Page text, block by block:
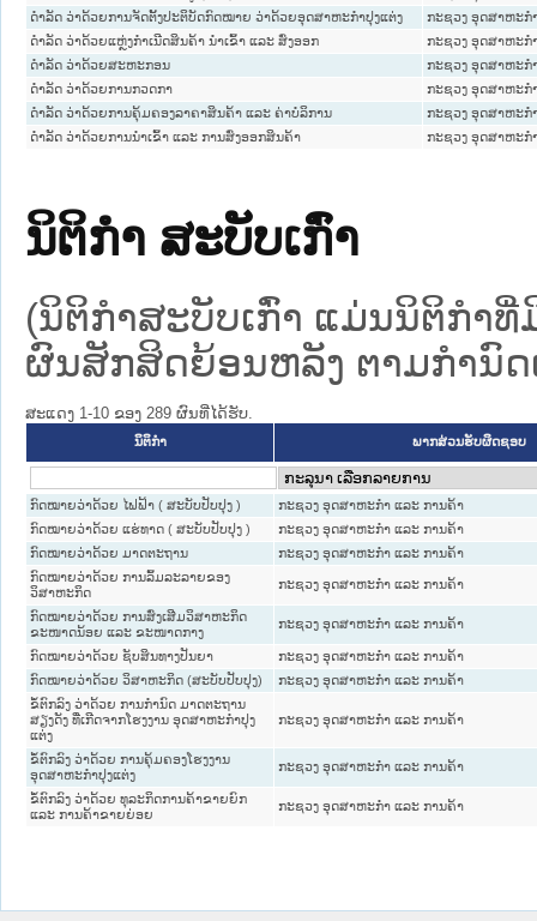
ດໍາລັດ ວ່າດ້ວຍການຈັດຕັ້ງປະຕິບັດກົດໝາຍ ວ່າດ້ວຍອຸດສາຫະກໍາປຸງແຕ່ງ
ກະຊວງ ອຸດສາຫະກ
ດໍາລັດ ວ່າດ້ວຍແຫຼ່ງກໍາເນີດສິນຄ້າ ນໍາເຂົ້າ ແລະ ສົ່ງອອກ
ກະຊວງ ອຸດສາຫະກ
ດໍາລັດ ວ່າດ້ວຍສະຫະກອນ
ກະຊວງ ອຸດສາຫະກ
ດໍາລັດ ວ່າດ້ວຍການກວດກາ
ກະຊວງ ອຸດສາຫະກ
ດໍາລັດ ວ່າດ້ວຍການຄຸ້ມຄອງລາຄາສິນຄ້າ ແລະ ຄ່າບໍລິການ
ກະຊວງ ອຸດສາຫະກ
ດຳລັດ ວ່າດ້ວຍການນຳເຂົ້າ ແລະ ການສົ່ງອອກສິນຄ້າ
ກະຊວງ ອຸດສາຫະກ
ນິຕິກໍາ ສະບັບເກົ່າ
(ນິຕິກໍາສະບັບເກົ່າ ແມ່ນນິຕິກໍາ
ຜົນສັກສິດຍ້ອນຫລັງ ຕາມກໍານົດ
ສະແດງ 1-10 ຂອງ 289 ຜົນທີ່ໄດ້ຮັບ.
ນິຕິກໍາ ພາກສ່ວນຮັບຜິດຊອບ
ກົດ​ໝາຍວ່າ​ດ້ວຍ​ ໄຟ​ຟ້າ ( ສະບັບປັບປຸງ )
ກະຊວງ ອຸດສາຫະກຳ ແລະ ການຄ້າ
ກົດໝາຍວ່າດ້ວຍ ແຮ່ທາດ ( ສະບັບປັບປຸງ )
ກະຊວງ ອຸດສາຫະກຳ ແລະ ການຄ້າ
ກົດໝາຍວ່າດ້ວຍ ມາດຕະຖານ
ກະຊວງ ອຸດສາຫະກຳ ແລະ ການຄ້າ
ກົດໝາຍວ່າດ້ວຍ ການລົ້ມລະລາຍຂອງ
ວິສາຫະກິດ
ກະຊວງ ອຸດສາຫະກຳ ແລະ ການຄ້າ
ກົດໝາຍວ່າດ້ວຍ ການສົ່ງເສີມວິສາຫະກິດ
ຂະໜາດນ້ອຍ ແລະ ຂະໜາດກາງ
ກະຊວງ ອຸດສາຫະກຳ ແລະ ການຄ້າ
ກົດໝາຍວ່າດ້ວຍ ຊັບສິນທາງປັນຍາ
ກະຊວງ ອຸດສາຫະກຳ ແລະ ການຄ້າ
ກົດໝາຍວ່າດ້ວຍ ວິສາຫະກິດ (ສະບັບປັບປຸງ)
ກະຊວງ ອຸດສາຫະກຳ ແລະ ການຄ້າ
ຂໍ້ຕົກລົງ ວ່າດ້ວຍ ການກຳນົດ ມາດຕະຖານ
ສຽງດັງ ທີ່ເກີດຈາກໂຮງງານ ອຸດສາຫະກຳປຸງ
ແຕ່ງ
ກະຊວງ ອຸດສາຫະກຳ ແລະ ການຄ້າ
ຂໍ້ຕົກລົງ ວ່າດ້ວຍ ການຄຸ້ມຄອງໂຮງງານ
ອຸດສາຫະກຳປຸງແຕ່ງ
ກະຊວງ ອຸດສາຫະກຳ ແລະ ການຄ້າ
ຂໍ້ຕົກລົງ ວ່າດ້ວຍ ທຸລະກິດການຄ້າຂາຍຍົກ
ແລະ ການຄ້າຂາຍຍ່ອຍ
ກະຊວງ ອຸດສາຫະກຳ ແລະ ການຄ້າ